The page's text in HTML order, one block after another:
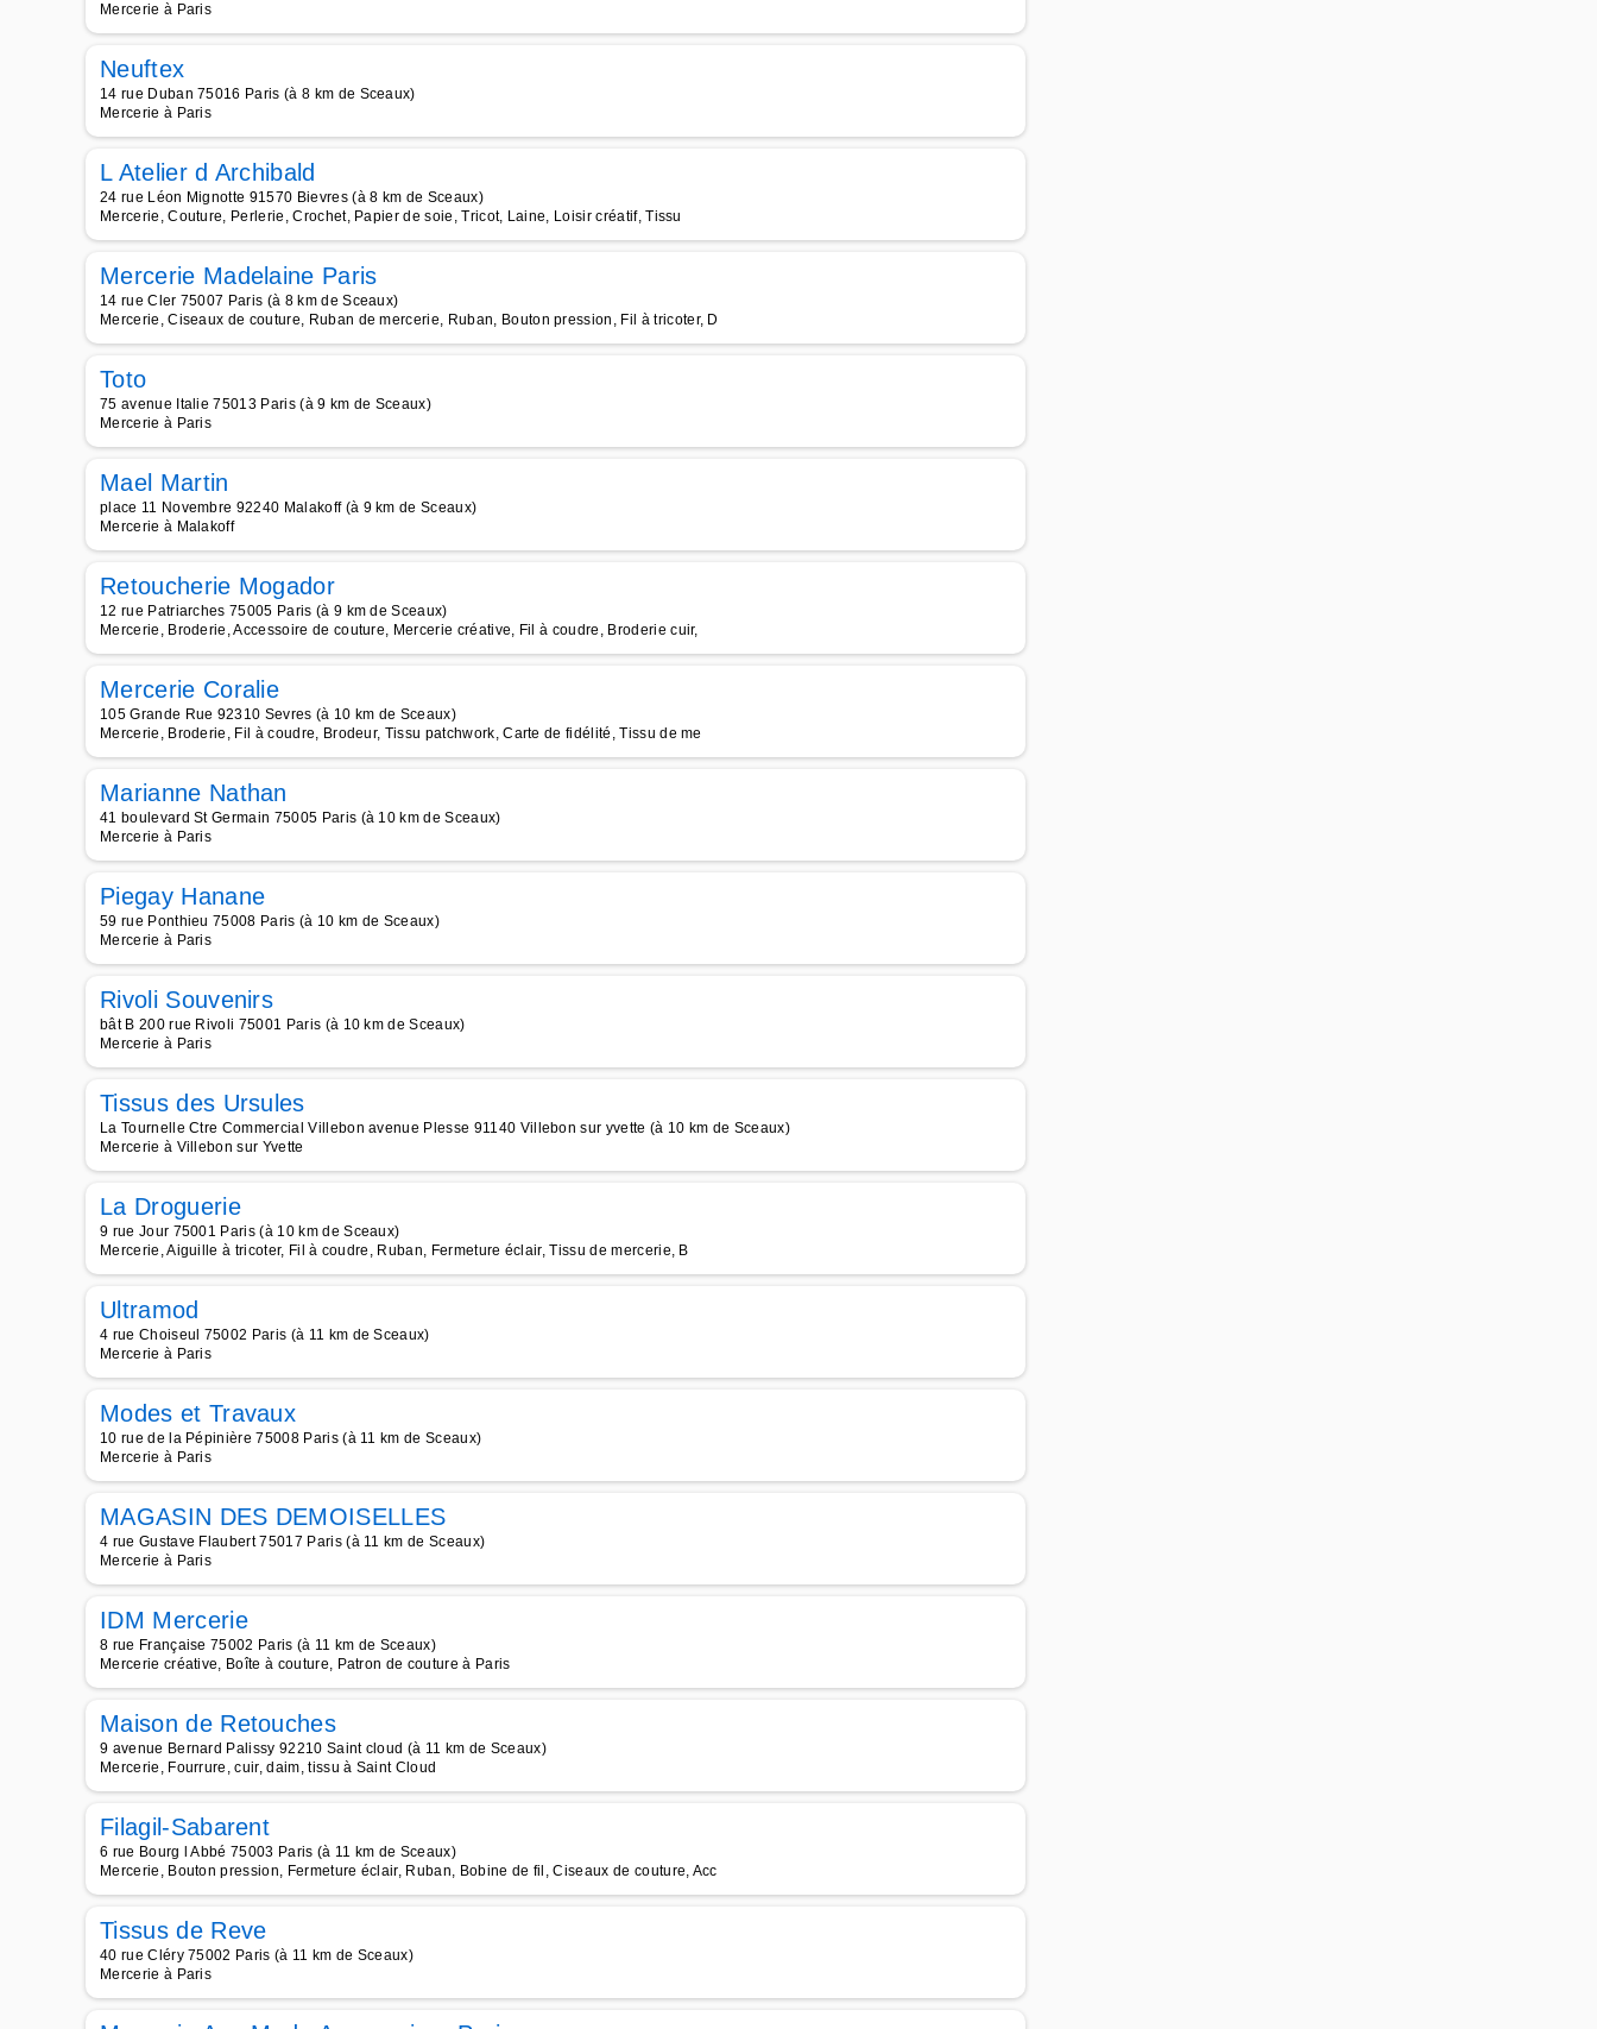
Mercerie à Paris
Neuftex
14 rue Duban 75016 Paris (à 8 km de Sceaux)
Mercerie à Paris
L Atelier d Archibald
24 rue Léon Mignotte 91570 Bievres (à 8 km de Sceaux)
Mercerie, Couture, Perlerie, Crochet, Papier de soie, Tricot, Laine, Loisir créatif, Tissu
Mercerie Madelaine Paris
14 rue Cler 75007 Paris (à 8 km de Sceaux)
Mercerie, Ciseaux de couture, Ruban de mercerie, Ruban, Bouton pression, Fil à tricoter, D
Toto
75 avenue Italie 75013 Paris (à 9 km de Sceaux)
Mercerie à Paris
Mael Martin
place 11 Novembre 92240 Malakoff (à 9 km de Sceaux)
Mercerie à Malakoff
Retoucherie Mogador
12 rue Patriarches 75005 Paris (à 9 km de Sceaux)
Mercerie, Broderie, Accessoire de couture, Mercerie créative, Fil à coudre, Broderie cuir,
Mercerie Coralie
105 Grande Rue 92310 Sevres (à 10 km de Sceaux)
Mercerie, Broderie, Fil à coudre, Brodeur, Tissu patchwork, Carte de fidélité, Tissu de me
Marianne Nathan
41 boulevard St Germain 75005 Paris (à 10 km de Sceaux)
Mercerie à Paris
Piegay Hanane
59 rue Ponthieu 75008 Paris (à 10 km de Sceaux)
Mercerie à Paris
Rivoli Souvenirs
bât B 200 rue Rivoli 75001 Paris (à 10 km de Sceaux)
Mercerie à Paris
Tissus des Ursules
La Tournelle Ctre Commercial Villebon avenue Plesse 91140 Villebon sur yvette (à 10 km de Sceaux)
Mercerie à Villebon sur Yvette
La Droguerie
9 rue Jour 75001 Paris (à 10 km de Sceaux)
Mercerie, Aiguille à tricoter, Fil à coudre, Ruban, Fermeture éclair, Tissu de mercerie, B
Ultramod
4 rue Choiseul 75002 Paris (à 11 km de Sceaux)
Mercerie à Paris
Modes et Travaux
10 rue de la Pépinière 75008 Paris (à 11 km de Sceaux)
Mercerie à Paris
MAGASIN DES DEMOISELLES
4 rue Gustave Flaubert 75017 Paris (à 11 km de Sceaux)
Mercerie à Paris
IDM Mercerie
8 rue Française 75002 Paris (à 11 km de Sceaux)
Mercerie créative, Boîte à couture, Patron de couture à Paris
Maison de Retouches
9 avenue Bernard Palissy 92210 Saint cloud (à 11 km de Sceaux)
Mercerie, Fourrure, cuir, daim, tissu à Saint Cloud
Filagil-Sabarent
6 rue Bourg l Abbé 75003 Paris (à 11 km de Sceaux)
Mercerie, Bouton pression, Fermeture éclair, Ruban, Bobine de fil, Ciseaux de couture, Acc
Tissus de Reve
40 rue Cléry 75002 Paris (à 11 km de Sceaux)
Mercerie à Paris